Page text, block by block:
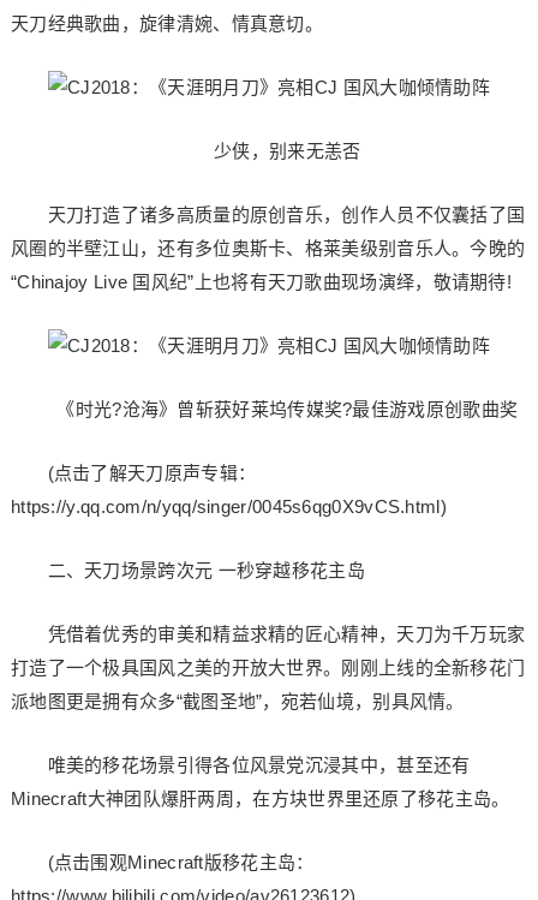
天刀经典歌曲，旋律清婉、情真意切。
少侠，别来无恙否
天刀打造了诸多高质量的原创音乐，创作人员不仅囊括了国
风圈的半壁江山，还有多位奥斯卡、格莱美级别音乐人。今晚的
“Chinajoy Live 国风纪”上也将有天刀歌曲现场演绎，敬请期待!
《时光?沧海》曾斩获好莱坞传媒奖?最佳游戏原创歌曲奖
(点击了解天刀原声专辑：
https://y.qq.com/n/yqq/singer/0045s6qg0X9vCS.html)
二、天刀场景跨次元 一秒穿越移花主岛
凭借着优秀的审美和精益求精的匠心精神，天刀为千万玩家
打造了一个极具国风之美的开放大世界。刚刚上线的全新移花门
派地图更是拥有众多“截图圣地”，宛若仙境，别具风情。
唯美的移花场景引得各位风景党沉浸其中，甚至还有
Minecraft大神团队爆肝两周，在方块世界里还原了移花主岛。
(点击围观Minecraft版移花主岛：
https://www.bilibili.com/video/av26123612)